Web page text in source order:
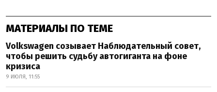
МАТЕРИАЛЫ ПО ТЕМЕ
Volkswagen созывает Наблюдательный совет,
чтобы решить судьбу автогиганта на фоне
кризиса
9 ИЮЛЯ, 11:55